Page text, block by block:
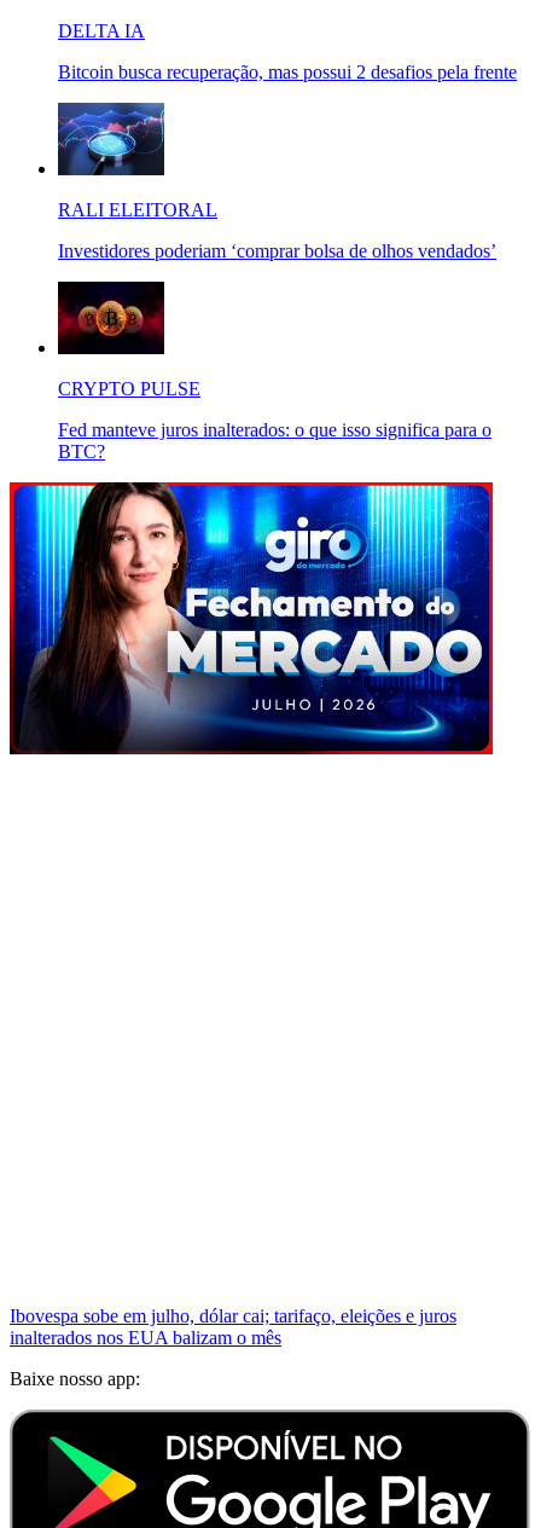
DELTA IA
Bitcoin busca recuperação, mas possui 2 desafios pela frente
RALI ELEITORAL
Investidores poderiam ‘comprar bolsa de olhos vendados’
CRYPTO PULSE
Fed manteve juros inalterados: o que isso significa para o
BTC?
Ibovespa sobe em julho, dólar cai; tarifaço, eleições e juros
inalterados nos EUA balizam o mês
Baixe nosso app: